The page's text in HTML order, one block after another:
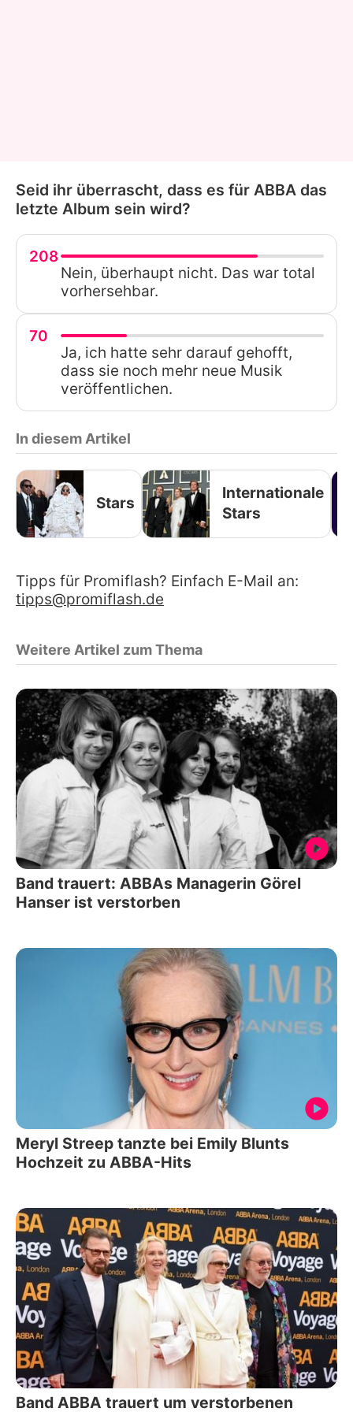
Seid ihr überrascht, dass es für ABBA das
letzte Album sein wird?
208
Nein, überhaupt nicht. Das war total
vorhersehbar.
70
Ja, ich hatte sehr darauf gehofft,
dass sie noch mehr neue Musik
veröffentlichen.
In diesem Artikel
Stars
Internationale
Stars
Tipps für Promiflash? Einfach E-Mail an:
tipps@promiflash.de
Weitere Artikel zum Thema
Band trauert: ABBAs Managerin Görel
Hanser ist verstorben
Meryl Streep tanzte bei Emily Blunts
Hochzeit zu ABBA-Hits
Band ABBA trauert um verstorbenen